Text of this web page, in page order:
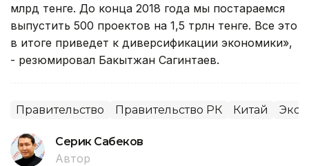
млрд тенге. До конца 2018 года мы постараемся
выпустить 500 проектов на 1,5 трлн тенге. Все это
в итоге приведет к диверсификации экономики»,
- резюмировал Бакытжан Сагинтаев.
Правительство Правительство РК Китай
Серик Сабеков
Автор